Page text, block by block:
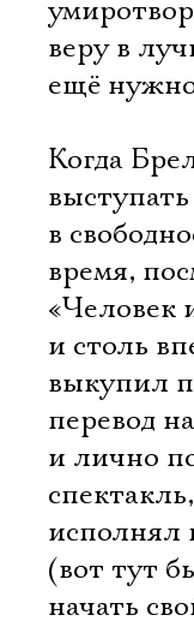
веру в
ещё
Когда
в
время,
«Человек
и столь
выкупил
перевод
и лично
исполнял
(вот тут
начать